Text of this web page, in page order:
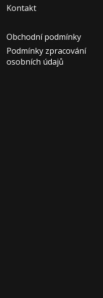
Kontakt
Obchodní podmínky
Podmínky zpracování
osobních údajů